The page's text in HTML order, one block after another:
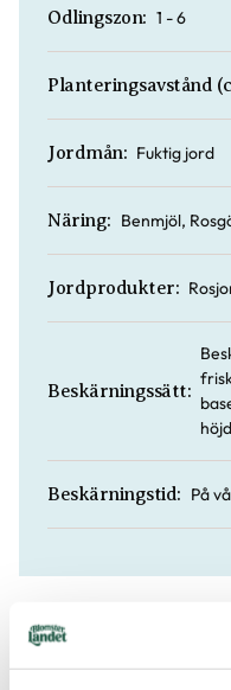
Odlingszon: 1 - 6
Planteringsavstånd
Jordmån: Fuktig jord
Näring: Benmjöl,
Jordprodukter:
Beskärningssätt:
Beskärningstid: På
Köp till för ett